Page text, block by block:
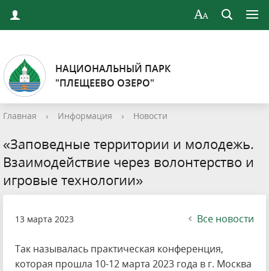
НАЦИОНАЛЬНЫЙ ПАРК
"ПЛЕЩЕЕВО ОЗЕРО"
Главная › Информация › Новости
«Заповедные территории и молодежь.
Взаимодействие через волонтерство и
игровые технологии»
13 марта 2023 Все новости
Так называлась практическая конференция,
которая прошла 10-12 марта 2023 года в г. Москва